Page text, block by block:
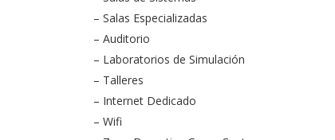
– Salas Especializadas
– Auditorio
– Laboratorios de Simulación
– Talleres
– Internet Dedicado
– Wifi